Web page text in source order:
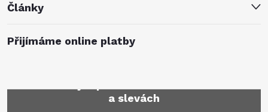
Články
Přijímáme online platby
a slevách